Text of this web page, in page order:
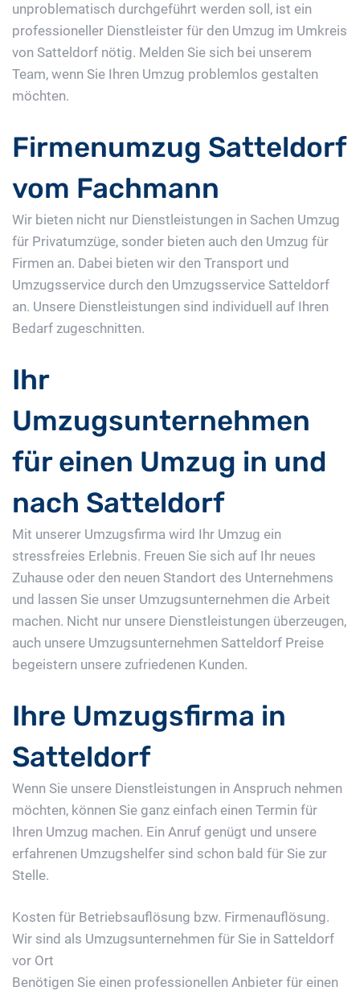
unproblematisch durchgeführt werden soll, ist ein
professioneller Dienstleister für den Umzug im Umkreis
von Satteldorf nötig. Melden Sie sich bei unserem
Team, wenn Sie Ihren Umzug problemlos gestalten
möchten.
Firmenumzug Satteldorf
vom Fachmann
Wir bieten nicht nur Dienstleistungen in Sachen Umzug
für Privatumzüge, sonder bieten auch den Umzug für
Firmen an. Dabei bieten wir den Transport und
Umzugsservice durch den Umzugsservice Satteldorf
an. Unsere Dienstleistungen sind individuell auf Ihren
Bedarf zugeschnitten.
Ihr
Umzugsunternehmen
für einen Umzug in und
nach Satteldorf
Mit unserer Umzugsfirma wird Ihr Umzug ein
stressfreies Erlebnis. Freuen Sie sich auf Ihr neues
Zuhause oder den neuen Standort des Unternehmens
und lassen Sie unser Umzugsunternehmen die Arbeit
machen. Nicht nur unsere Dienstleistungen überzeugen,
auch unsere Umzugsunternehmen Satteldorf Preise
begeistern unsere zufriedenen Kunden.
Ihre Umzugsfirma in
Satteldorf
Wenn Sie unsere Dienstleistungen in Anspruch nehmen
möchten, können Sie ganz einfach einen Termin für
Ihren Umzug machen. Ein Anruf genügt und unsere
erfahrenen Umzugshelfer sind schon bald für Sie zur
Stelle.
Kosten für Betriebsauflösung bzw. Firmenauflösung.
Wir sind als Umzugsunternehmen für Sie in Satteldorf
vor Ort
Benötigen Sie einen professionellen Anbieter für einen